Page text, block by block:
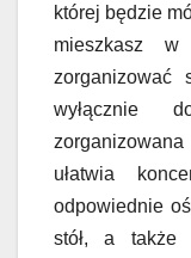
której będzie
mieszkasz w
zorganizować
wyłącznie
ułatwia
odpowiednie
stół, a także